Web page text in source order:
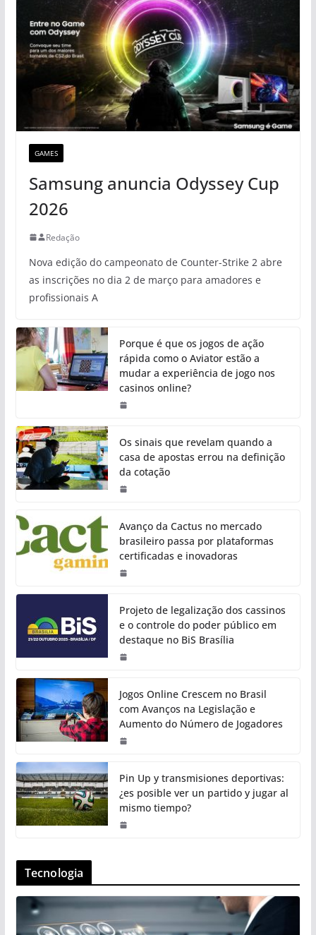
GAMES
Samsung anuncia Odyssey Cup
2026
Redação
Nova edição do campeonato de Counter-Strike 2 abre
as inscrições no dia 2 de março para amadores e
profissionais A
Porque é que os jogos de ação
rápida como o Aviator estão a
mudar a experiência de jogo nos
casinos online?
Os sinais que revelam quando a
casa de apostas errou na definição
da cotação
Avanço da Cactus no mercado
brasileiro passa por plataformas
certificadas e inovadoras
Projeto de legalização dos cassinos
e o controle do poder público em
destaque no BiS Brasília
Jogos Online Crescem no Brasil
com Avanços na Legislação e
Aumento do Número de Jogadores
Pin Up y transmisiones deportivas:
¿es posible ver un partido y jugar al
mismo tiempo?
Tecnologia